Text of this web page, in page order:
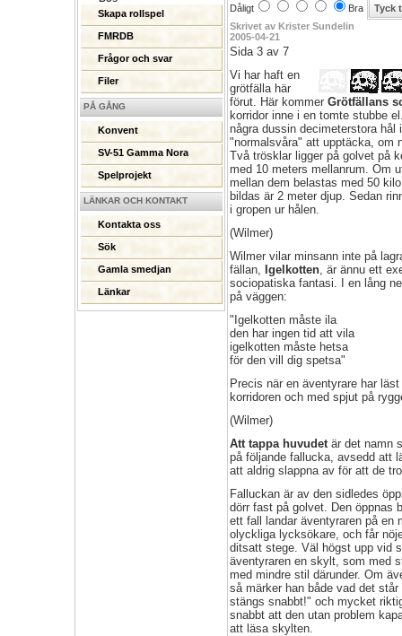
Skapa rollspel
FMRDB
Frågor och svar
Filer
PÅ GÅNG
Konvent
SV-51 Gamma Nora
Spelprojekt
LÄNKAR OCH KONTAKT
Kontakta oss
Sök
Gamla smedjan
Länkar
Dåligt
Bra
Skrivet av Krister Sundelin
2005-04-21
Sida 3 av 7
Vi har haft en
grötfälla här
förut. Här kommer Grötfällans
korridor inne i en tomte stubbe
några dussin decimeterstora hål
"normalsvåra" att upptäcka, om
Två trösklar ligger på golvet på
med 10 meters mellanrum. Om
mellan dem belastas med 50
bildas är 2 meter djup. Sedan
i gropen ur hålen.
(Wilmer)
Wilmer vilar minsann inte på
fällan, Igelkotten , är ännu ett
sociopatiska fantasi. I en lång
på väggen:
"Igelkotten måste ila
den har ingen tid att vila
igelkotten måste hetsa
för den vill dig spetsa"
Precis när en äventyrare har
korridoren och med spjut på
(Wilmer)
Att tappa huvudet är det namn
på följande fallucka, avsedd att
att aldrig slappna av för att de
Falluckan är av den sidledes
dörr fast på golvet. Den öppnas
ett fall landar äventyraren på en
olyckliga lycksökare, och får
ditsatt stege. Väl högst upp vid
äventyraren en skylt, som med
med mindre stil därunder. Om
så märker han både vad det
stängs snabbt!" och mycket
snabbt att den utan problem
att läsa skylten.